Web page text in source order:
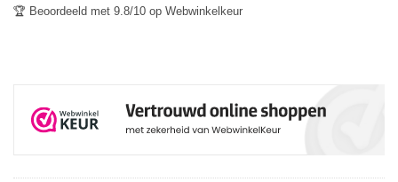
🏆 Beoordeeld met 9.8/10 op Webwinkelkeur